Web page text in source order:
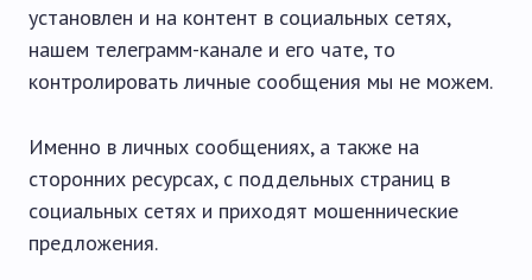
установлен и на контент в социальных сетях,
нашем телеграмм-канале и его чате, то
контролировать личные сообщения мы не можем.
Именно в личных сообщениях, а также на
сторонних ресурсах, с поддельных страниц в
социальных сетях и приходят мошеннические
предложения.